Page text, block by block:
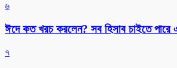
৬
ঈদে কত খরচ করলেন? সব হিসাব চাইতে পারে
৭